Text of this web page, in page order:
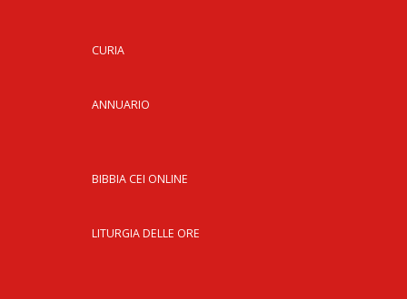
CURIA
ANNUARIO
BIBBIA CEI ONLINE
LITURGIA DELLE ORE